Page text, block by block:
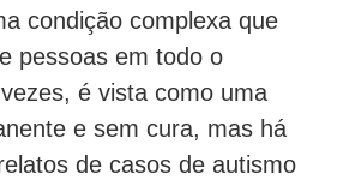
condição complexa que
pessoas em todo o
é vista como uma
e sem cura, mas há
de casos de autismo